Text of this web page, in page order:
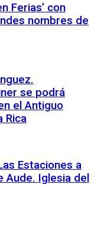
Ferias’ con
nombres de
se podrá
el Antiguo
Rica
Estaciones a
Aude. Iglesia del